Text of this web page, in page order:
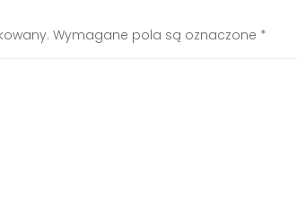
Wymagane pola są oznaczone *